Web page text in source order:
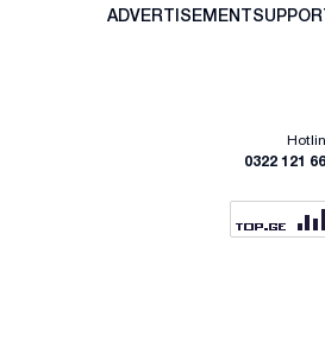
ADVERTISEMENT
0322 121